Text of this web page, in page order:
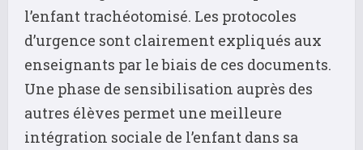
l’enfant trachéotomisé. Les protocoles
d’urgence sont clairement expliqués aux
enseignants par le biais de ces documents.
Une phase de sensibilisation auprès des
autres élèves permet une meilleure
intégration sociale de l’enfant dans sa